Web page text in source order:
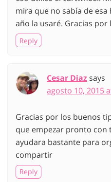
mira que no sabía de
año la usaré. Gracias
Reply
Cesar Diazsays
agosto 10, 2015
Gracias por los buenos
que empezar pronto con
ayudara bastante para
compartir
Reply